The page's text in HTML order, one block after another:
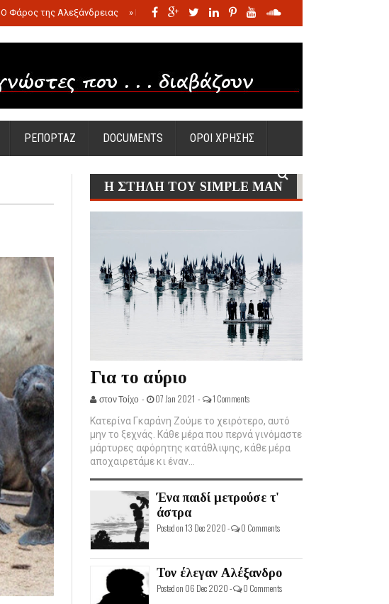
Ο Φάρος της Αλεξάνδρειας » Η σφαγή των νηπίων της Σάντας
ΡΕΠΟΡΤΑΖ DOCUMENTS ΟΡΟΙ ΧΡΗΣΗΣ
Η ΣΤΗΛΗ ΤΟΥ SIMPLE MAN
Για το αύριο
στον Τοίχο - 07 Jan 2021 - 1 Comments
Κατερίνα Γκαράνη Ζούμε το χειρότερο, αυτό
μην το ξεχνάς. Κάθε μέρα που περνά γινόμαστε
μάρτυρες αφόρητης κατάθλιψης, κάθε μέρα
αποχαιρετάμε κι έναν...
Ένα παιδί μετρούσε τ'
άστρα
Posted on 13 Dec 2020 - 0 Comments
Τον έλεγαν Αλέξανδρο
Posted on 06 Dec 2020 - 0 Comments